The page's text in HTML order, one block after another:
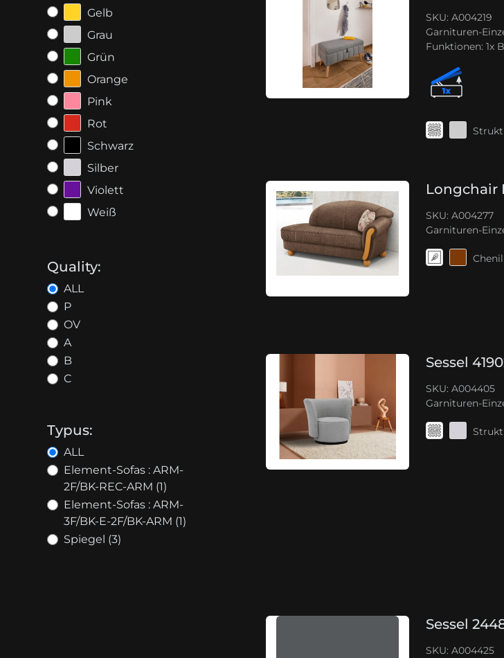
Gelb
Grau
Grün
Orange
Pink
Rot
Schwarz
Silber
Violett
Weiß
Quality:
ALL
P
OV
A
B
C
Typus:
ALL
Element-Sofas : ARM-
2F/BK-REC-ARM (1)
Element-Sofas : ARM-
3F/BK-E-2F/BK-ARM (1)
Spiegel (3)
SKU: A004219
Garnituren-
Funktionen: 1x
Longchair
SKU: A004277
Garnituren-
Sessel
SKU: A004405
Garnituren-
Sessel
SKU: A004425